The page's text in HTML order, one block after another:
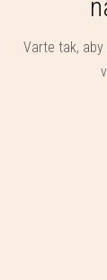
Varte tak,